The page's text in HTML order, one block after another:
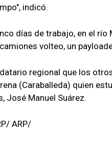
indicó.
días de trabajo, en el
volteo, un
regional que los
(Caraballeda) quien
José Manuel Suárez.
ARP/